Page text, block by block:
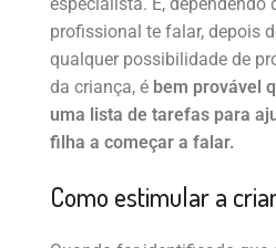
profissional te falar, depois
qualquer possibilidade de
da criança, é bem provável
uma lista de tarefas para
filha a começar a falar.
Como estimular a